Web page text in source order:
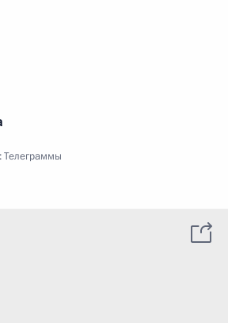
Телеграммы